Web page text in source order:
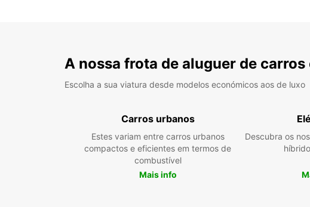
A nossa frota de aluguer de
Escolha a sua viatura desde modelos económicos aos de luxo
Carros urbanos
Estes variam entre carros urbanos
compactos e eficientes em termos de
combustível
Mais info
Descubra os